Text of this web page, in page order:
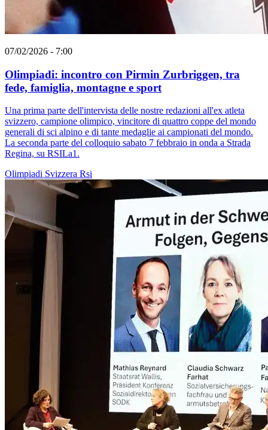
07/02/2026 - 7:00
Olimpiadi: incontro con Pirmin Zurbriggen, tra
fede, famiglia, montagne e sport
Una prima parte dell'intervista delle nostre redazioni all'ex atleta
svizzero, campione olimpico, vincitore di quattro coppe del mondo
generali di sci alpino e di tante medaglie ai campionati del mondo.
La seconda parte del colloquio sabato 7 febbraio in onda a Strada
Regina, su RSILa1.
Olimpiadi Svizzera Rsi